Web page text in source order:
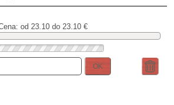
od 23.10 do 23.10€
OK